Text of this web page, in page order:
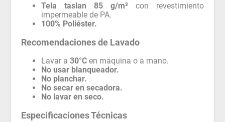
Tela taslan 85 g/m²con revestimiento
impermeable de PA.
100% Poliéster.
Recomendaciones de Lavado
Lavar a30°C en máquina o a mano.
No usar blanqueador.
No planchar.
No secar en secadora.
No lavar en seco.
Especificaciones Técnicas